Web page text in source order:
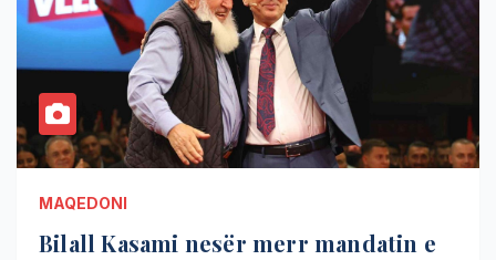
MAQEDONI
Bilall Kasami nesër merr mandatin e